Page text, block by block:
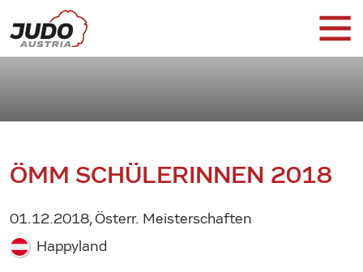
ÖMM SCHÜLERINNEN 2018
01.12.2018, Österr. Meisterschaften
Happyland